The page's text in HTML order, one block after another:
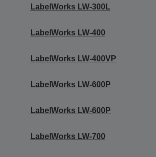
LabelWorks LW-300L
LabelWorks LW-400
LabelWorks LW-400VP
LabelWorks LW-600P
LabelWorks LW-600P
LabelWorks LW-700